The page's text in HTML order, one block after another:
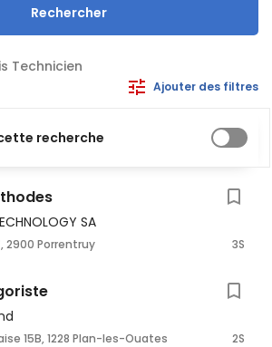
Rechercher
Technicien
Ajouter des filtres
recherche
SA
2900 Porrentruy 3S
15B, 1228 Plan-les-Ouates 2S